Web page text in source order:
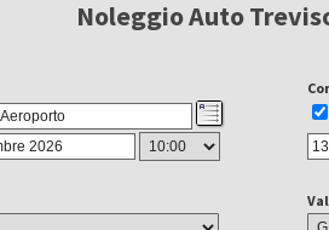
Noleggio Auto